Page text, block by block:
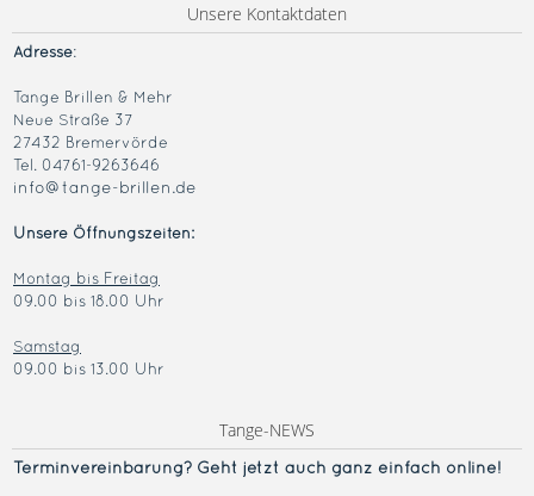
Unsere Kontaktdaten
Adresse:
Tange Brillen & Mehr
Neue Straße 37
27432 Bremervörde
Tel. 04761-9263646
info@tange-brillen.de
Unsere Öffnungszeiten:
Montag bis Freitag
09.00 bis 18.00 Uhr
Samstag
09.00 bis 13.00 Uhr
Tange-NEWS
Terminvereinbarung? Geht jetzt auch ganz einfach online!